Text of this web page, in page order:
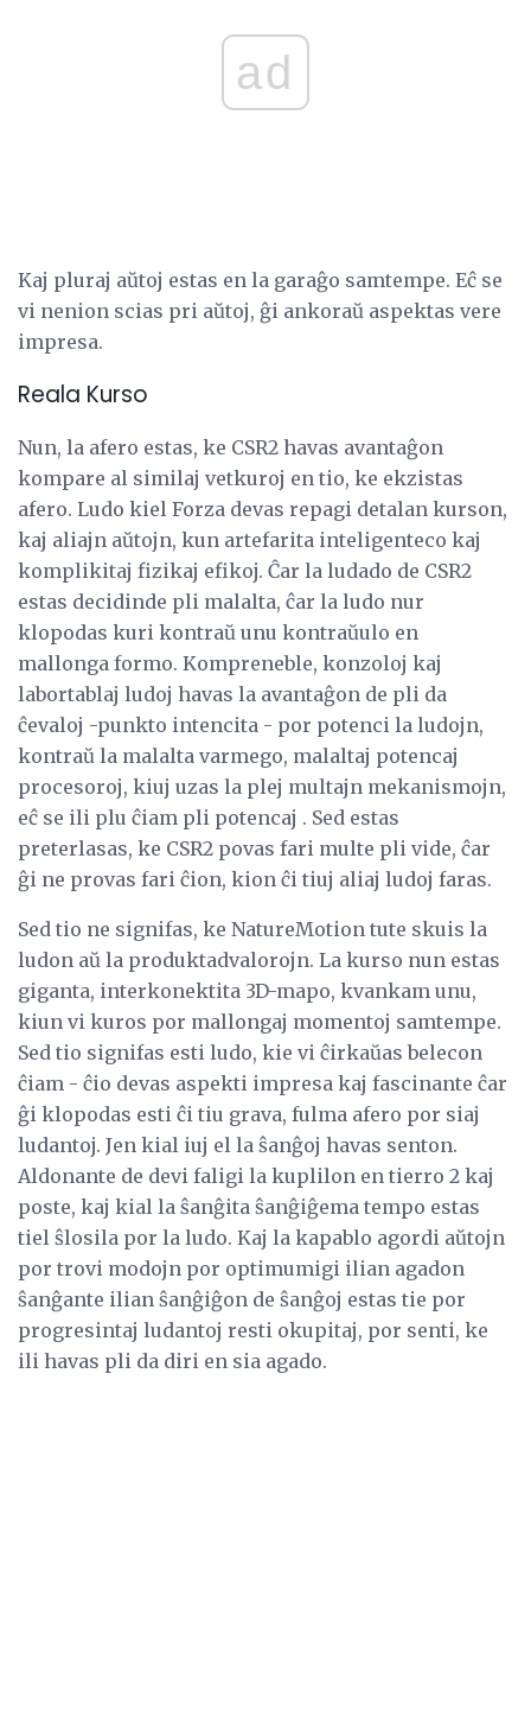
ad
Kaj pluraj aŭtoj estas en la garaĝo samtempe. Eĉ se
vi nenion scias pri aŭtoj, ĝi ankoraŭ aspektas vere
impresa.
Reala Kurso
Nun, la afero estas, ke CSR2 havas avantaĝon
kompare al similaj vetkuroj en tio, ke ekzistas
afero. Ludo kiel Forza devas repagi detalan kurson,
kaj aliajn aŭtojn, kun artefarita inteligenteco kaj
komplikitaj fizikaj efikoj. Ĉar la ludado de CSR2
estas decidinde pli malalta, ĉar la ludo nur
klopodas kuri kontraŭ unu kontraŭulo en
mallonga formo. Kompreneble, konzoloj kaj
labortablaj ludoj havas la avantaĝon de pli da
ĉevaloj -punkto intencita - por potenci la ludojn,
kontraŭ la malalta varmego, malaltaj potencaj
procesoroj, kiuj uzas la plej multajn mekanismojn,
eĉ se ili plu ĉiam pli potencaj . Sed estas
preterlasas, ke CSR2 povas fari multe pli vide, ĉar
ĝi ne provas fari ĉion, kion ĉi tiuj aliaj ludoj faras.
Sed tio ne signifas, ke NatureMotion tute skuis la
ludon aŭ la produktadvalorojn. La kurso nun estas
giganta, interkonektita 3D-mapo, kvankam unu,
kiun vi kuros por mallongaj momentoj samtempe.
Sed tio signifas esti ludo, kie vi ĉirkaŭas belecon
ĉiam - ĉio devas aspekti impresa kaj fascinante ĉar
ĝi klopodas esti ĉi tiu grava, fulma afero por siaj
ludantoj. Jen kial iuj el la ŝanĝoj havas senton.
Aldonante de devi faligi la kuplilon en tierro 2 kaj
poste, kaj kial la ŝanĝita ŝanĝiĝema tempo estas
tiel ŝlosila por la ludo. Kaj la kapablo agordi aŭtojn
por trovi modojn por optimumigi ilian agadon
ŝanĝante ilian ŝanĝiĝon de ŝanĝoj estas tie por
progresintaj ludantoj resti okupitaj, por senti, ke
ili havas pli da diri en sia agado.